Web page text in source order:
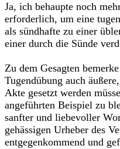
Ja, ich behaupte noch
erforderlich, um eine
als sündhafte zu einer
einer durch die Sünde
Zu dem Gesagten
Tugendübung auch
Akte gesetzt werden
angeführten Beispiel zu
sanfter und liebevoller
gehässigen Urheber des
entgegenkommend und